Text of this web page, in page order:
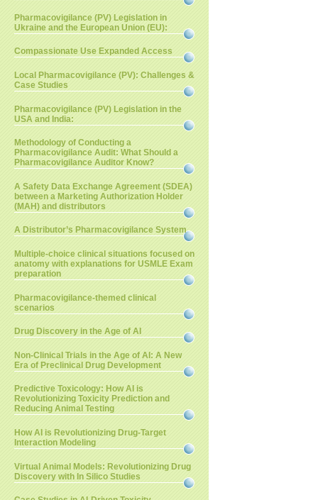
Pharmacovigilance (PV) Legislation in
Ukraine and the European Union (EU):
Compassionate Use Expanded Access
Local Pharmacovigilance (PV): Challenges &
Case Studies
Pharmacovigilance (PV) Legislation in the
USA and India:
Methodology of Conducting a
Pharmacovigilance Audit: What Should a
Pharmacovigilance Auditor Know?
A Safety Data Exchange Agreement (SDEA)
between a Marketing Authorization Holder
(MAH) and distributors
A Distributor’s Pharmacovigilance System
Multiple-choice clinical situations focused on
anatomy with explanations for USMLE Exam
preparation
Pharmacovigilance-themed clinical
scenarios
Drug Discovery in the Age of AI
Non-Clinical Trials in the Age of AI: A New
Era of Preclinical Drug Development
Predictive Toxicology: How AI is
Revolutionizing Toxicity Prediction and
Reducing Animal Testing
How AI is Revolutionizing Drug-Target
Interaction Modeling
Virtual Animal Models: Revolutionizing Drug
Discovery with In Silico Studies